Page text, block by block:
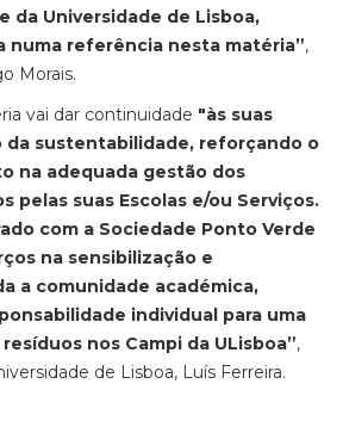
da Universidade de Lisboa,
numa referência nesta matéria”,
Morais.
vai dar continuidade "às suas
da sustentabilidade, reforçando o
na adequada gestão dos
pelas suas Escolas e/ou Serviços.
com a Sociedade Ponto Verde
na sensibilização e
a comunidade académica,
individual para uma
nos Campi da ULisboa”,
de Lisboa, Luís Ferreira.